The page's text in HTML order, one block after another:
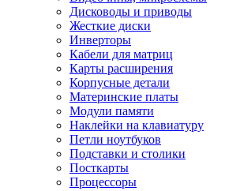
Дисководы и приводы
Жесткие диски
Инверторы
Кабели для матриц
Карты расширения
Корпусные детали
Материнские платы
Модули памяти
Наклейки на клавиатуру
Петли ноутбуков
Подставки и столики
Посткарты
Процессоры